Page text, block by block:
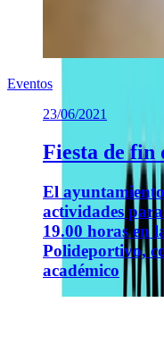
Eventos
23/06/2021
Fiesta de fin
El
actividades
19.00 horas en
Polideportivo,
académico